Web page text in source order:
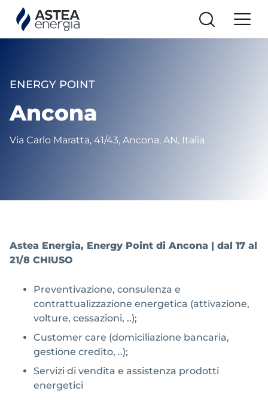
ENERGY POINT
Ancona
Via Carlo Maratta, 41/43, Ancona, AN, Italia
Astea Energia, Energy Point di Ancona | dal 17 al
21/8 CHIUSO
Preventivazione, consulenza e
contrattualizzazione energetica (attivazione,
volture, cessazioni, ..);
Customer care (domiciliazione bancaria,
gestione credito, ..);
Servizi di vendita e assistenza prodotti
energetici